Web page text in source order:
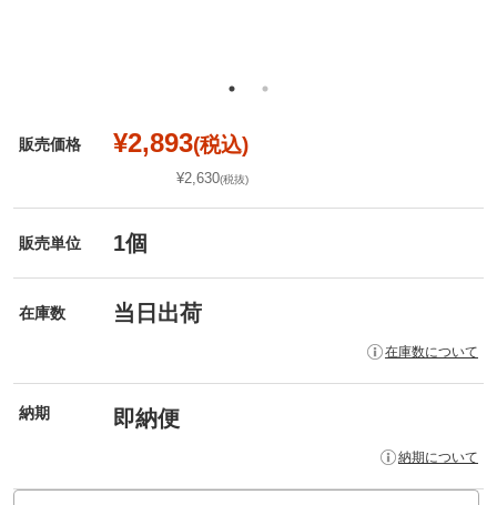
販売価格 ¥2,893(税込)
¥2,630(税抜)
販売単位 1個
在庫数 当日出荷
在庫数について
納期 即納便
納期について